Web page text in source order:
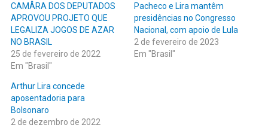
CAMÂRA DOS DEPUTADOS
APROVOU PROJETO QUE
LEGALIZA JOGOS DE AZAR
NO BRASIL
25 de fevereiro de 2022
Em "Brasil"
Pacheco e Lira mantêm
presidências no Congresso
Nacional, com apoio de Lula
2 de fevereiro de 2023
Em "Brasil"
Arthur Lira concede
aposentadoria para
Bolsonaro
2 de dezembro de 2022